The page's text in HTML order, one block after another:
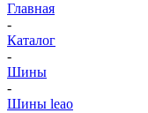
Главная
-
Каталог
-
Шины
-
Шины leao